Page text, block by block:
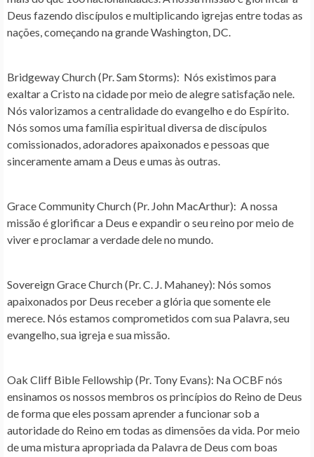
Deus fazendo discípulos e multiplicando igrejas entre todas as
nações, começando na grande Washington, DC.
Bridgeway Church (Pr. Sam Storms): Nós existimos para
exaltar a Cristo na cidade por meio de alegre satisfação nele.
Nós valorizamos a centralidade do evangelho e do Espírito.
Nós somos uma família espiritual diversa de discípulos
comissionados, adoradores apaixonados e pessoas que
sinceramente amam a Deus e umas às outras.
Grace Community Church (Pr. John MacArthur): A nossa
missão é glorificar a Deus e expandir o seu reino por meio de
viver e proclamar a verdade dele no mundo.
Sovereign Grace Church (Pr. C. J. Mahaney): Nós somos
apaixonados por Deus receber a glória que somente ele
merece. Nós estamos comprometidos com sua Palavra, seu
evangelho, sua igreja e sua missão.
Oak Cliff Bible Fellowship (Pr. Tony Evans): Na OCBF nós
ensinamos os nossos membros os princípios do Reino de Deus
de forma que eles possam aprender a funcionar sob a
autoridade do Reino em todas as dimensões da vida. Por meio
de uma mistura apropriada da Palavra de Deus com boas